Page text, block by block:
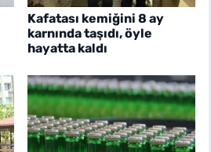
Kafatası kemiğini 8 ay
karnında taşıdı, öyle
hayatta kaldı